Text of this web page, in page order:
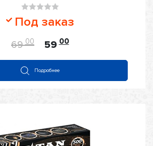
Оценка
0
из
5
Под заказ
69 00 59 00
Подробнее